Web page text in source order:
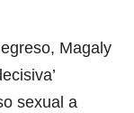
Magaly
sexual a